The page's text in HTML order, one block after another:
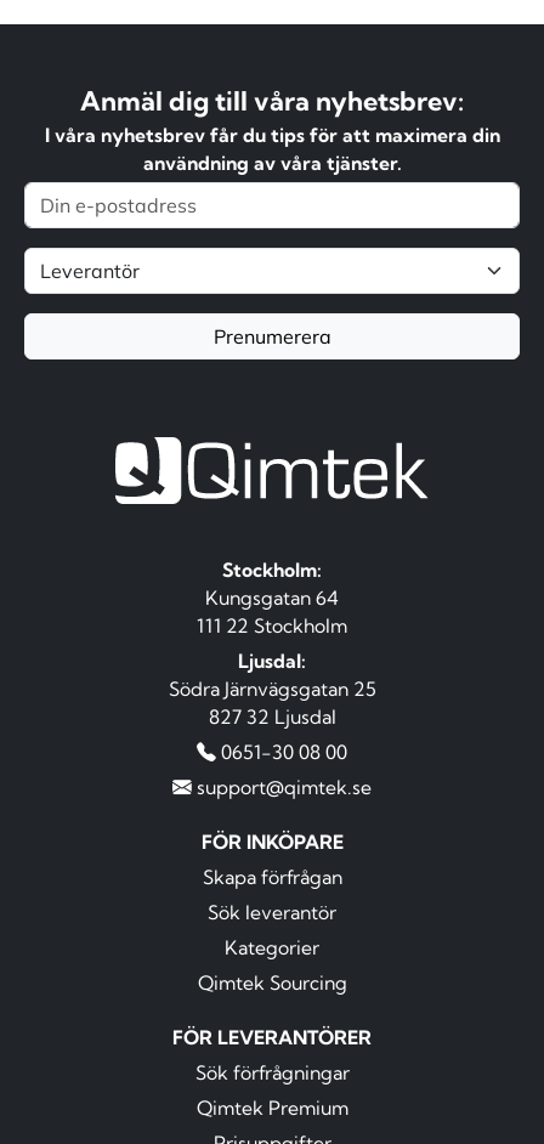
Anmäl dig till våra nyhetsbrev:
I våra nyhetsbrev får du tips för att maximera din
användning av våra tjänster.
Prenumerera
Stockholm:
Kungsgatan 64
111 22 Stockholm
Ljusdal:
Södra Järnvägsgatan 25
827 32 Ljusdal
0651-30 08 00
support@qimtek.se
FÖR INKÖPARE
Skapa förfrågan
Sök leverantör
Kategorier
Qimtek Sourcing
FÖR LEVERANTÖRER
Sök förfrågningar
Qimtek Premium